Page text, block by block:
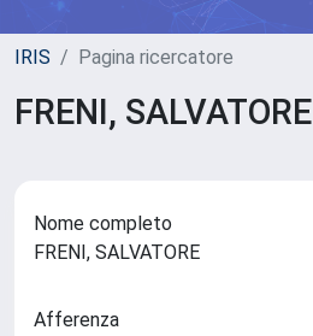
IRIS Pagina ricercatore
FRENI, SALVATORE
Nome completo
FRENI, SALVATORE
Afferenza